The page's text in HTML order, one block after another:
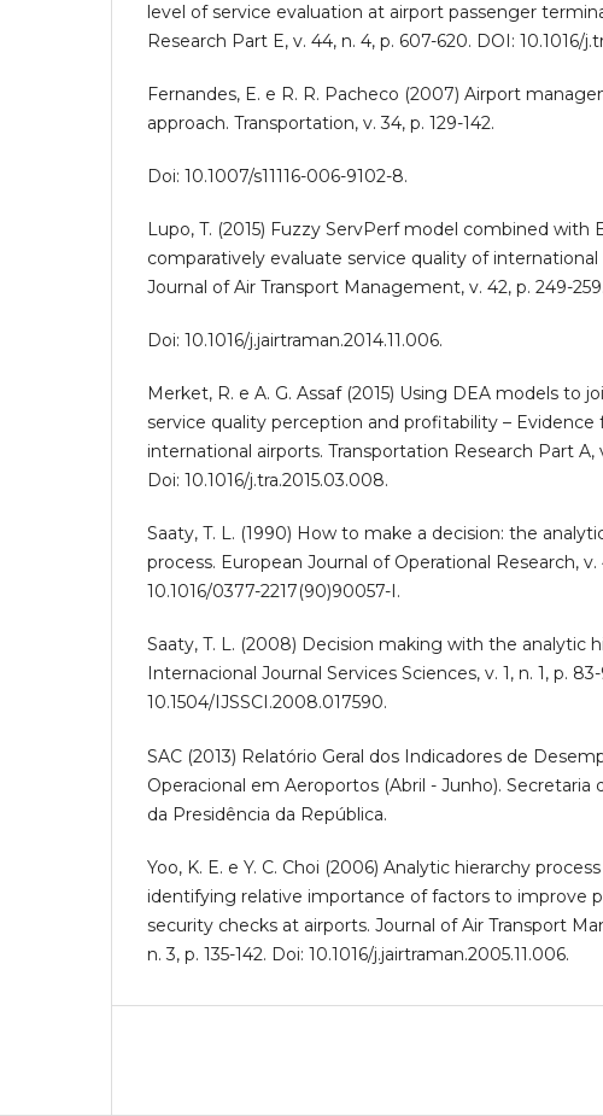
level of service evaluation at airport passenger
Research Part E, v. 44, n. 4, p. 607-620. DOI: 10.1016/
Fernandes, E. e R. R. Pacheco (2007) Airport
approach. Transportation, v. 34, p. 129-142.
Doi: 10.1007/s11116-006-9102-8.
Lupo, T. (2015) Fuzzy ServPerf model combined with
comparatively evaluate service quality of international
Journal of Air Transport Management, v. 42, p. 249-259.
Doi: 10.1016/j.jairtraman.2014.11.006.
Merket, R. e A. G. Assaf (2015) Using DEA models to
service quality perception and profitability – Evidence
international airports. Transportation Research Part A,
Doi: 10.1016/j.tra.2015.03.008.
Saaty, T. L. (1990) How to make a decision: the
process. European Journal of Operational Research, v.
10.1016/0377-2217(90)90057-I.
Saaty, T. L. (2008) Decision making with the analytic
Internacional Journal Services Sciences, v. 1, n. 1, p.
10.1504/IJSSCI.2008.017590.
SAC (2013) Relatório Geral dos Indicadores de
Operacional em Aeroportos (Abril - Junho). Secretaria
da Presidência da República.
Yoo, K. E. e Y. C. Choi (2006) Analytic hierarchy
identifying relative importance of factors to improve
security checks at airports. Journal of Air Transport
n. 3, p. 135-142. Doi: 10.1016/j.jairtraman.2005.11.006.